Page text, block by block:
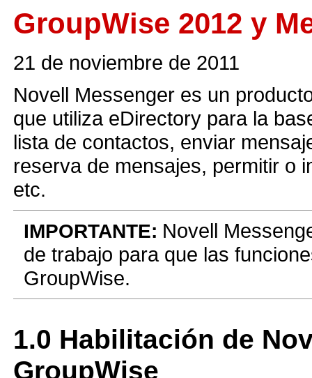
GroupWise 2012 y
21 de noviembre de 2011
Novell Messenger es un
que utiliza eDirectory para la
lista de contactos, enviar
reserva de mensajes, permitir o
etc.
IMPORTANTE: Novell
de trabajo para que las
GroupWise.
1.0 Habilitación de
GroupWise